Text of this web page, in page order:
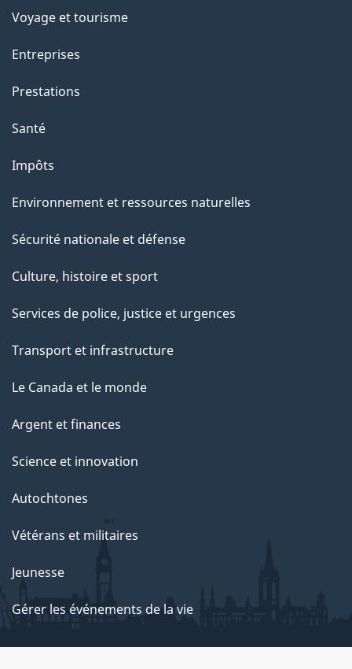
c
e
e
p
a
g
Voyage et tourisme
Entreprises
Prestations
Santé
Impôts
Environnement et ressources naturelles
Sécurité nationale et défense
Culture, histoire et sport
Services de police, justice et urgences
Transport et infrastructure
Le Canada et le monde
Argent et finances
Science et innovation
Autochtones
Vétérans et militaires
Jeunesse
Gérer les événements de la vie